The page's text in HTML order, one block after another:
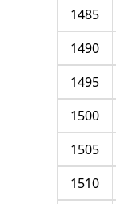
1485
1490
1495
1500
1505
1510